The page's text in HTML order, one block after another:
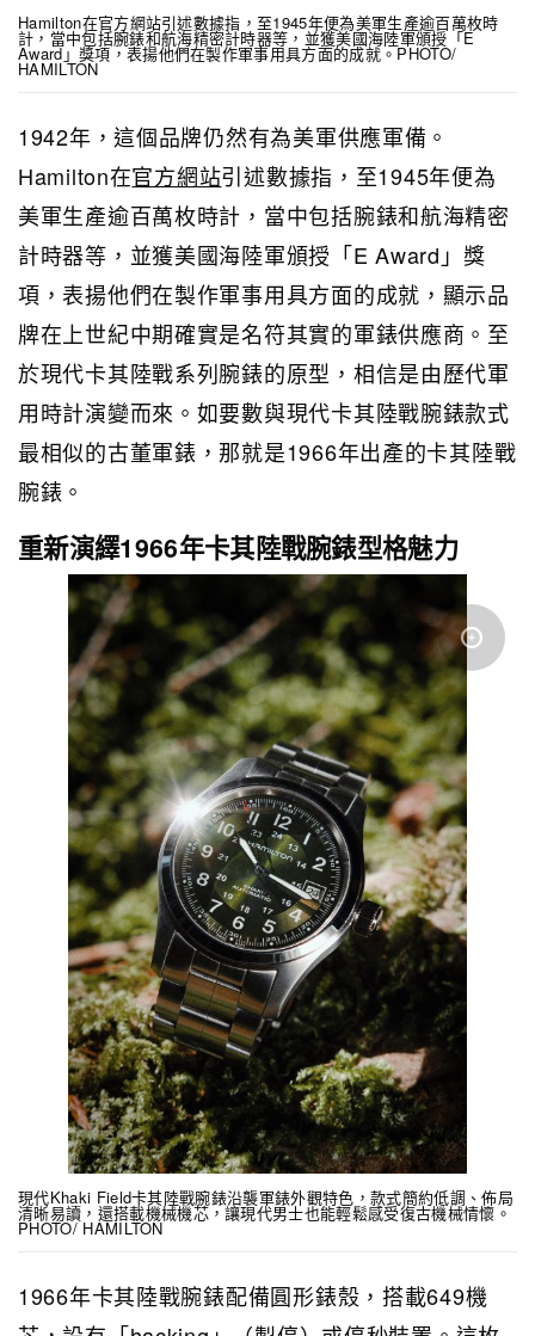
Hamilton在官方網站引述數據指，至1945年便為美軍生產逾百萬枚時
計，當中包括腕錶和航海精密計時器等，並獲美國海陸軍頒授「E
Award」獎項，表揚他們在製作軍事用具方面的成就。PHOTO/
HAMILTON
1942年，這個品牌仍然有為美軍供應軍備。
Hamilton在官方網站引述數據指，至1945年便為
美軍生產逾百萬枚時計，當中包括腕錶和航海精密
計時器等，並獲美國海陸軍頒授「E Award」獎
項，表揚他們在製作軍事用具方面的成就，顯示品
牌在上世紀中期確實是名符其實的軍錶供應商。至
於現代卡其陸戰系列腕錶的原型，相信是由歷代軍
用時計演變而來。如要數與現代卡其陸戰腕錶款式
最相似的古董軍錶，那就是1966年出產的卡其陸戰
腕錶。
重新演繹1966年卡其陸戰腕錶型格魅力
現代Khaki Field卡其陸戰腕錶沿襲軍錶外觀特色，款式簡約低調、佈局
清晰易讀，還搭載機械機芯，讓現代男士也能輕鬆感受復古機械情懷。
PHOTO/ HAMILTON
1966年卡其陸戰腕錶配備圓形錶殼，搭載649機